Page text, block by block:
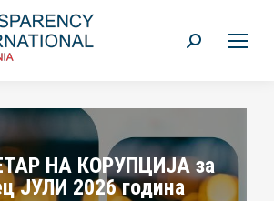
Search:
НА КОРУПЦИЈА за
ЈУЛИ 2026 година